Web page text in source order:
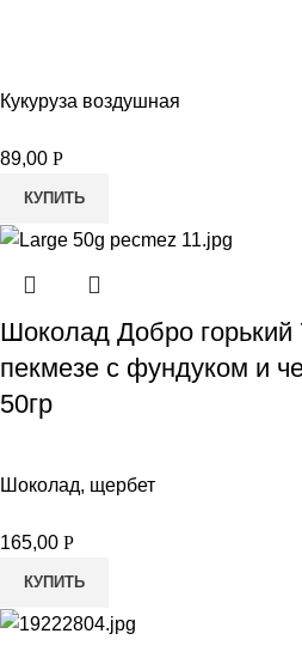
Кукуруза воздушная
89,00 Р
КУПИТЬ
Шоколад Добро горький
пекмезе с фундуком и
50гр
Шоколад, щербет
165,00 Р
КУПИТЬ